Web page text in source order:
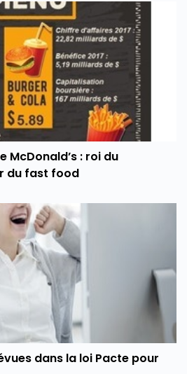
McDonald’s : roi du
du fast food
dans la loi Pacte pour